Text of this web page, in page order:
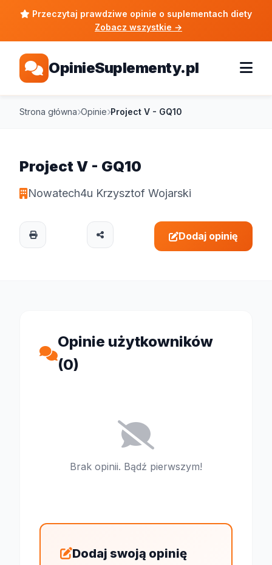
Przeczytaj prawdziwe opinie o suplementach diety
Zobacz wszystkie →
OpinieSuplementy.pl
Strona główna Opinie Project V - GQ10
Project V - GQ10
Nowatech4u Krzysztof Wojarski
Dodaj opinię
Opinie użytkowników
(0)
Brak opinii. Bądź pierwszym!
Dodaj swoją opinię